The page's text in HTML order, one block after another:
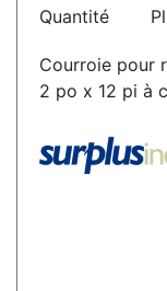
Quantité
Courroie pour
2 po x 12 pi à